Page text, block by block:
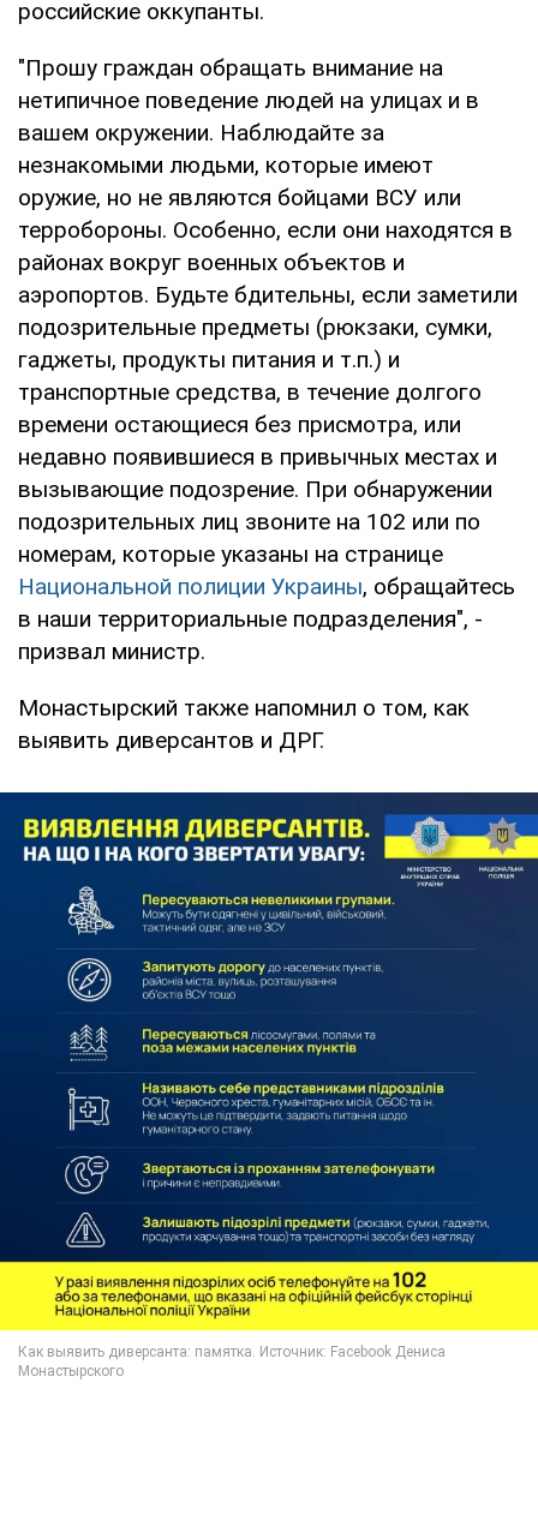
российские оккупанты.
"Прошу граждан обращать внимание на
нетипичное поведение людей на улицах и в
вашем окружении. Наблюдайте за
незнакомыми людьми, которые имеют
оружие, но не являются бойцами ВСУ или
терробороны. Особенно, если они находятся в
районах вокруг военных объектов и
аэропортов. Будьте бдительны, если заметили
подозрительные предметы (рюкзаки, сумки,
гаджеты, продукты питания и т.п.) и
транспортные средства, в течение долгого
времени остающиеся без присмотра, или
недавно появившиеся в привычных местах и
вызывающие подозрение. При обнаружении
подозрительных лиц звоните на 102 или по
номерам, которые указаны на странице
Национальной полиции Украины, обращайтесь
в наши территориальные подразделения", -
призвал министр.
Монастырский также напомнил о том, как
выявить диверсантов и ДРГ.